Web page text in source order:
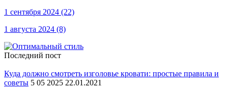
1 сентября 2024 (22)
1 августа 2024 (8)
Последний пост
Куда должно смотреть изголовье кровати: простые правила и
советы 5 05 2025 22.01.2021